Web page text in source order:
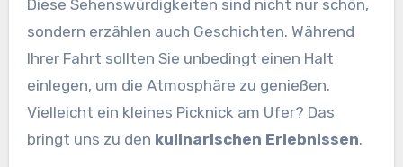
Diese Sehenswürdigkeiten sind nicht nur schön,
sondern erzählen auch Geschichten. Während
Ihrer Fahrt sollten Sie unbedingt einen Halt
einlegen, um die Atmosphäre zu genießen.
Vielleicht ein kleines Picknick am Ufer? Das
bringt uns zu den kulinarischen Erlebnissen.